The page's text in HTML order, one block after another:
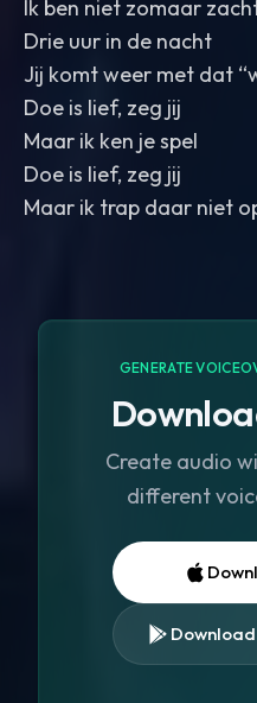
Ik ben niet zomaar
Drie uur in de nacht
Jij komt weer met dat
Doe is lief, zeg jij
Maar ik ken je spel
Doe is lief, zeg jij
Maar ik trap daar niet
GENERATE
Create audio
different